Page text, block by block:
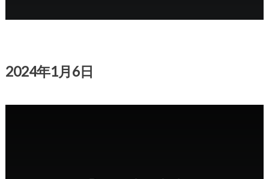
2024年1月6日